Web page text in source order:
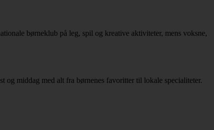
børneklub på leg, spil og kreative aktiviteter, mens voksne,
og middag med alt fra børnenes favoritter til lokale specialiteter.